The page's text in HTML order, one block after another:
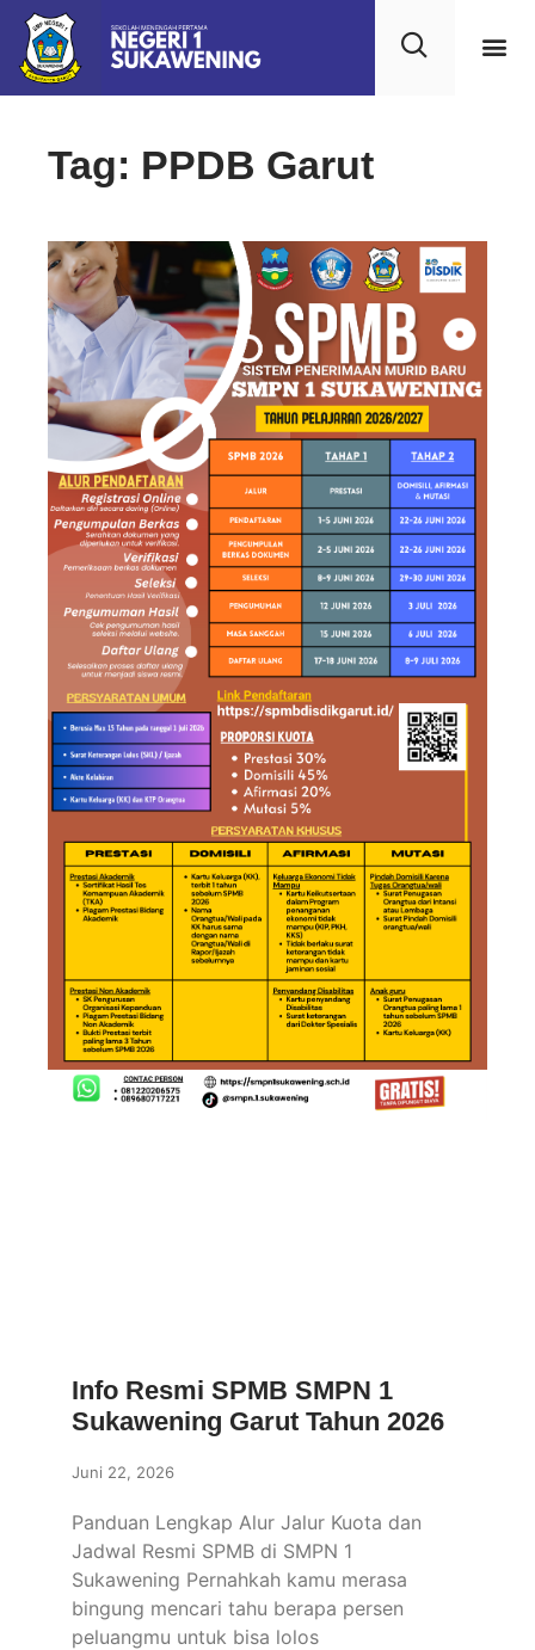
Tag: PPDB Garut
Info Resmi SPMB SMPN 1
Sukawening Garut Tahun 2026
Juni 22, 2026
Panduan Lengkap Alur Jalur Kuota dan
Jadwal Resmi SPMB di SMPN 1
Sukawening Pernahkah kamu merasa
bingung mencari tahu berapa persen
peluangmu untuk bisa lolos